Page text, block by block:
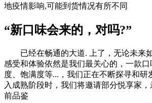
地疫情影响,可能到货情况有所不同
“新口味会来的，对吗?”
已经在畅通的大道. 上了，无论未来
感受和体验依然是我们最关心的，一款
度、饱满度等...，我们正在不断探寻和研
入成熟阶段时，我们将邀请部分悦享家
前品鉴